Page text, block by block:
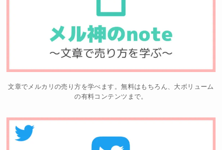
文章でメルカリの売り方を学べます。無料はもちろん、大ボリューム
の有料コンテンツまで。